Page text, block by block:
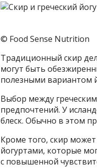
© Food Sense Nutrition
Традиционный скир
могут быть
полезными вариантом
Выбор между
предпочтений. У
блеск. Обычно в этом
Кроме того, скир
йогуртами, которые
с повышенной